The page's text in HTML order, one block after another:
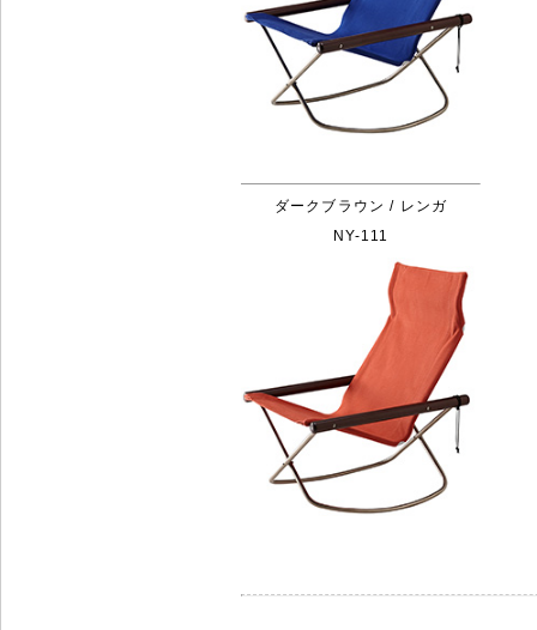
ダークブラウン / レンガ
NY-111